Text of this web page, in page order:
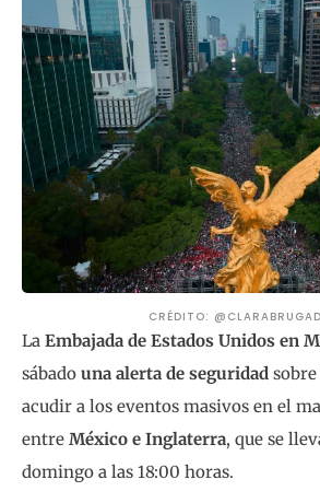
CRÉDITO:
La Embajada de Estados Unidos en
sábado una alerta de seguridad
acudir a los eventos masivos en el
entre México e Inglaterra, que se
domingo a las 18:00 horas.